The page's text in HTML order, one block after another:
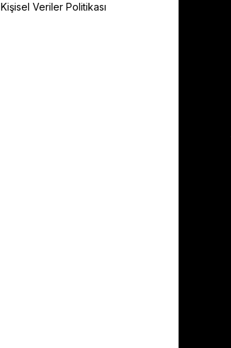
Kişisel Veriler Politikası